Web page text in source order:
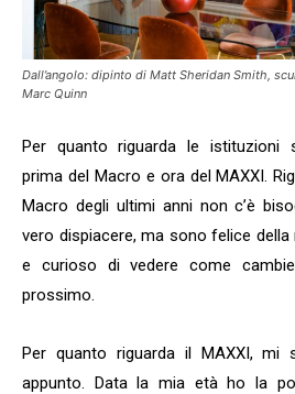
Dall’angolo: dipinto di Matt Sheridan Smith,
Marc Quinn
Per quanto riguarda le istituzioni
prima del Macro e ora del MAXXI.
Macro degli ultimi anni non c’è
vero dispiacere, ma sono felice
e curioso di vedere come
prossimo.
Per quanto riguarda il MAXXI,
appunto. Data la mia età ho la